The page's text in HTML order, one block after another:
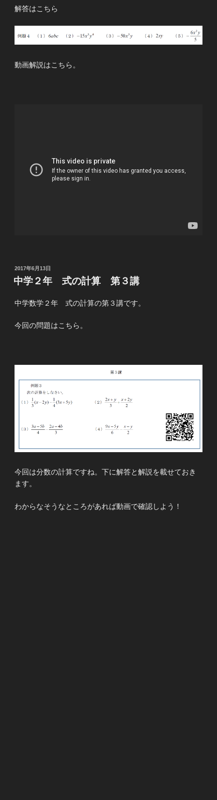
解答はこちら
動画解説はこちら。
投
稿
日:
2017年6月13日
中学２年 式の計算 第３講
中学数学２年 式の計算の第３講です。
今回の問題はこちら。
今回は分数の計算ですね。下に解答と解説を載せておき
ます。
わからなそうなところがあれば動画で確認しよう！